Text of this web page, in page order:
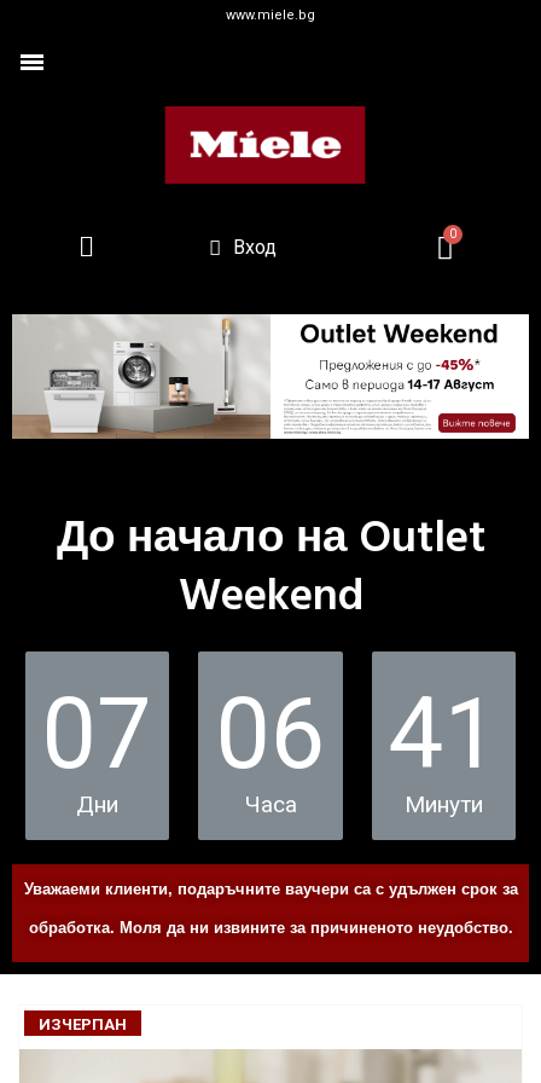
www.miele.bg
Вход
До начало на Outlet
Weekend
07
Дни
06
Часа
41
Минути
Уважаеми клиенти, подаръчните ваучери са с удължен срок за
обработка. Моля да ни извините за причиненото неудобство.
ИЗЧЕРПАН